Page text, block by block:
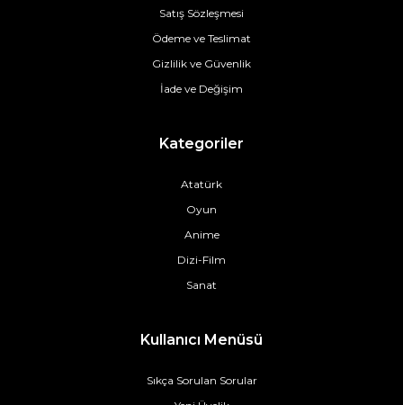
Satış Sözleşmesi
Ödeme ve Teslimat
Gizlilik ve Güvenlik
İade ve Değişim
Kategoriler
Atatürk
Oyun
Anime
Dizi-Film
Sanat
Kullanıcı Menüsü
Sıkça Sorulan Sorular